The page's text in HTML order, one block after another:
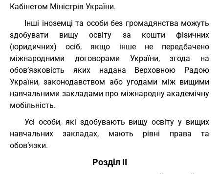
Кабінетом Міністрів України.
Інші іноземці та особи без громадянства можуть
здобувати вищу освіту за кошти фізичних
(юридичних) осіб, якщо інше не передбачено
міжнародними договорами України, згода на
обов’язковість яких надана Верховною Радою
України, законодавством або угодами між вищими
навчальними закладами про міжнародну академічну
мобільність.
Усі особи, які здобувають вищу освіту у вищих
навчальних закладах, мають рівні права та
обов’язки.
Розділ II